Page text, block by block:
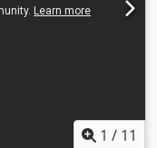
1 / 11